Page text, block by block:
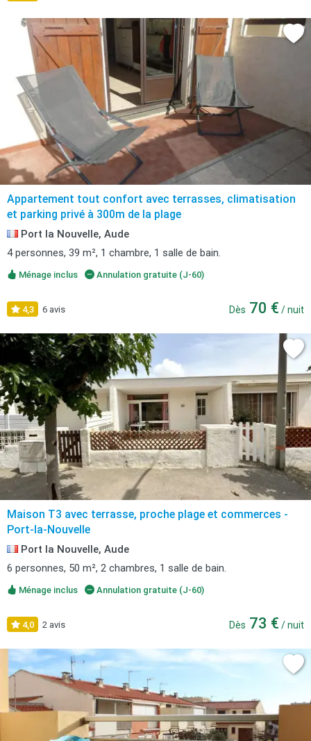
Appartement tout confort avec terrasses, climatisation
et parking privé à 300m de la plage
Port la Nouvelle, Aude
4 personnes, 39 m², 1 chambre, 1 salle de bain.
Ménage inclus Annulation gratuite (J-60)
4,3 6 avis Dès 70 € / nuit
Maison T3 avec terrasse, proche plage et commerces -
Port-la-Nouvelle
Port la Nouvelle, Aude
6 personnes, 50 m², 2 chambres, 1 salle de bain.
Ménage inclus Annulation gratuite (J-60)
4,0 2 avis Dès 73 € / nuit